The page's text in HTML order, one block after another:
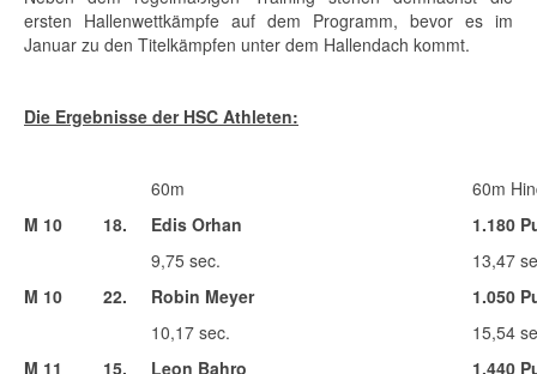
ersten Hallenwettkämpfe auf dem Programm, bevor es im
Januar zu den Titelkämpfen unter dem Hallendach kommt.
Die Ergebnisse der HSC Athleten:
60m
60m
M 10
18. Edis Orhan
1.180
9,75 sec.
13,47
M 10
22. Robin Meyer
1.050
10,17 sec.
15,54
M 11
15. Leon Bahro
1.440